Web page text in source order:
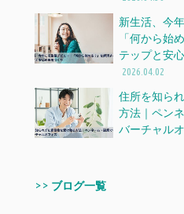
新生活、今
「何から始
テップと安
2026.04.02
住所を知ら
方法｜ペン
バーチャル
>> ブログ一覧